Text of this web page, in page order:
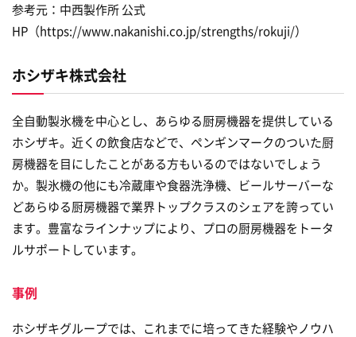
参考元：中西製作所 公式
HP（https://www.nakanishi.co.jp/strengths/rokuji/）
ホシザキ株式会社
全自動製氷機を中心とし、あらゆる厨房機器を提供している
ホシザキ。近くの飲食店などで、ペンギンマークのついた厨
房機器を目にしたことがある方もいるのではないでしょう
か。製氷機の他にも冷蔵庫や食器洗浄機、ビールサーバーな
どあらゆる厨房機器で業界トップクラスのシェアを誇ってい
ます。豊富なラインナップにより、プロの厨房機器をトータ
ルサポートしています。
事例
ホシザキグループでは、これまでに培ってきた経験やノウハ